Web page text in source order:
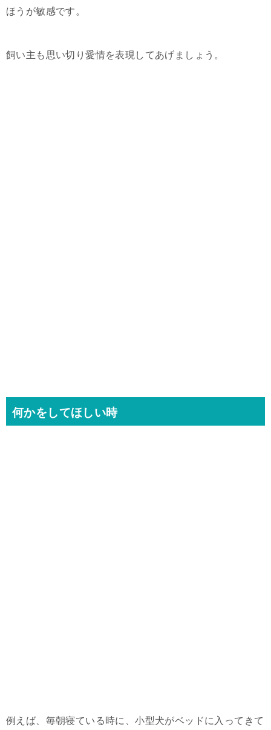
ほうが敏感です。
飼い主も思い切り愛情を表現してあげましょう。
何かをしてほしい時
例えば、毎朝寝ている時に、小型犬がベッドに入ってきて